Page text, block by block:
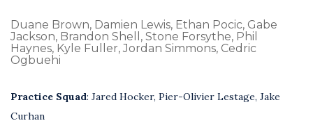
Duane Brown, Damien Lewis, Ethan Pocic, Gabe
Jackson, Brandon Shell, Stone Forsythe, Phil
Haynes, Kyle Fuller, Jordan Simmons, Cedric
Ogbuehi
Practice Squad: Jared Hocker, Pier-Olivier Lestage, Jake
Curhan